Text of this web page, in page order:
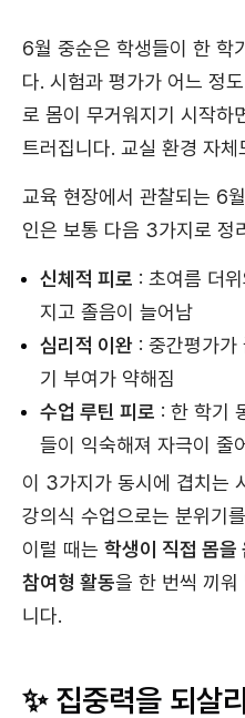
6월 중순은 학생들이 한 학
다. 시험과 평가가 어느 정
로 몸이 무거워지기 시작하
트러집니다. 교실 환경 자
교육 현장에서 관찰되는 6
인은 보통 다음 3가지로 정
신체적 피로 : 초여름 더
지고 졸음이 늘어남
심리적 이완 : 중간평가가
기 부여가 약해짐
수업 루틴 피로 : 한 학기
들이 익숙해져 자극이 줄
이 3가지가 동시에 겹치는
강의식 수업으로는 분위기
이럴 때는 학생이 직접 몸을
참여형 활동을 한 번씩 끼워
니다.
✨ 집중력을 되살